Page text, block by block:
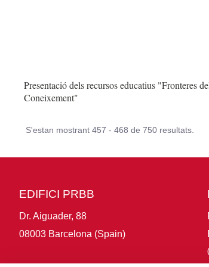
Presentació dels recursos educatius "Fronteres
Coneixement"
S'estan mostrant 457 - 468 de 750 resultats.
EDIFICI PRBB
Dr. Aiguader, 88
08003 Barcelona (Spain)